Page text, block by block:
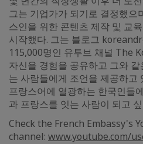
그는 기업가가 되기로 결정했으
스인을 위한 콘텐츠 제작 및 교
시작했다. 그는 블로그
115,000명인 유투브 채널 The
자신을 경험을 공유하고 그와
는 사람들에게 조언을 제공하고
프랑스어에 열광하는 한국인들
과 프랑스를 잇는 사람이 되고
Check the French Embassy's
channel: www.youtube.com/